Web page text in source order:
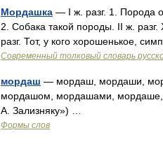
Мордашка — I ж. разг. 1. Порода
2. Собака такой породы. II ж.
разг. Тот, у кого хорошенькое,
Современный толковый словарь
мордаш — мордаш, мордаши,
мордашом, мордашами, мордаше,
А. Зализняку») …
Формы слов